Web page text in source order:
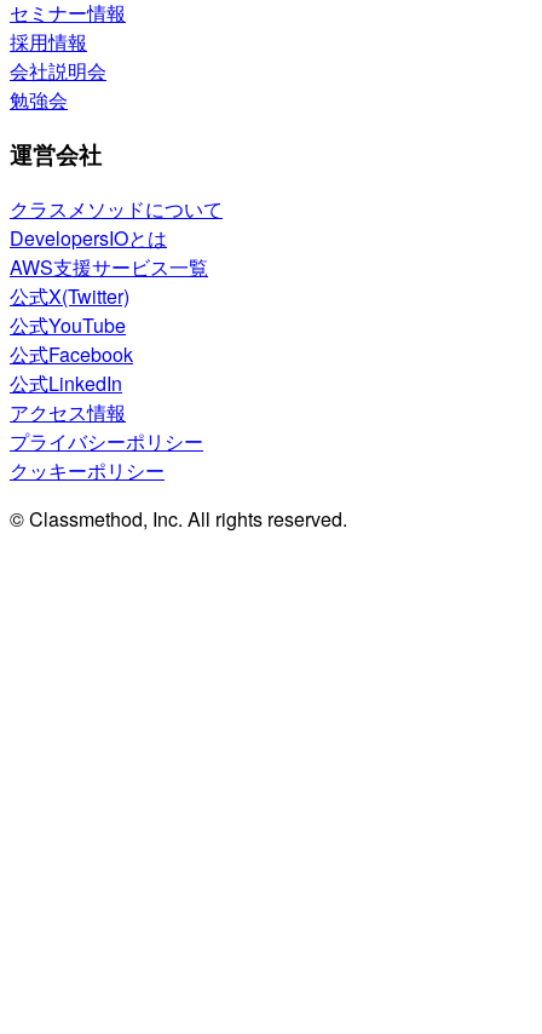
セミナー情報
採用情報
会社説明会
勉強会
運営会社
クラスメソッドについて
DevelopersIOとは
AWS支援サービス一覧
公式X(Twitter)
公式YouTube
公式Facebook
公式LinkedIn
アクセス情報
プライバシーポリシー
クッキーポリシー
© Classmethod, Inc. All rights reserved.